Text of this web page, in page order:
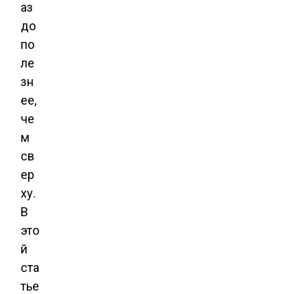
аз
до
по
ле
зн
ее,
че
м
св
ер
ху.
В
это
й
ста
тье